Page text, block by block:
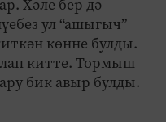
Хәле бер дә
ул “ашыгыч”
көнне булды.
китте. Тормыш
бик авыр булды.